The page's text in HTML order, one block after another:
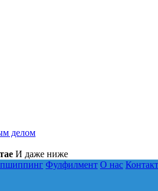
делом
И даже ниже
Фулфилмент О нас